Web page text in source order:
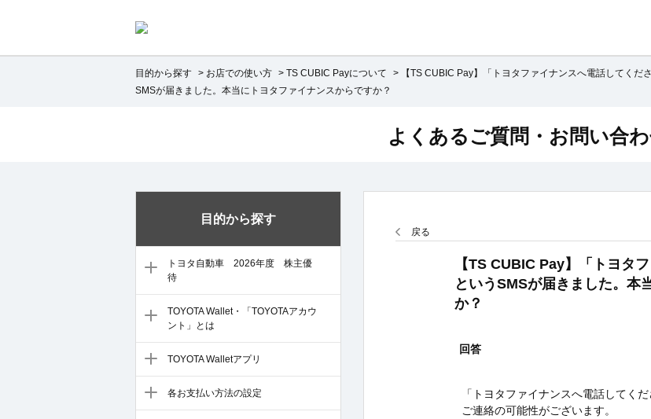
目的から探す > お店での使い方 > TS CUBIC Payについて >
【TS CUBIC Pay】「トヨタファイナンスへ電話してくだ
SMSが届きました。本当にトヨタファイナンスからですか？
目的から探す
トヨタ自動車 2026年度 株主優
待
TOYOTA Wallet・「TOYOTAアカウ
ント」とは
TOYOTA Walletアプリ
各お支払い方法の設定
よくあるご質問・お問い合
戻る
【TS CUBIC Pay】「トヨタ
というSMSが届きました。本
か？
回答
「トヨタファイナンスへ電話してく
ご連絡の可能性がございます。